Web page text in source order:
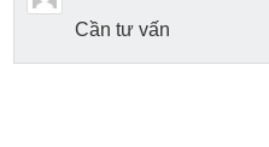
Cần tư vấn